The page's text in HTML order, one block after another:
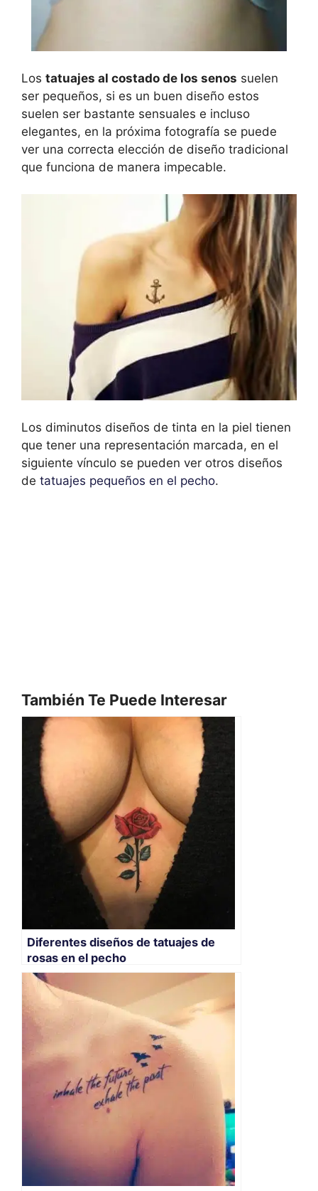
Los tatuajes al costado de los senos suelen
ser pequeños, si es un buen diseño estos
suelen ser bastante sensuales e incluso
elegantes, en la próxima fotografía se puede
ver una correcta elección de diseño tradicional
que funciona de manera impecable.
Los diminutos diseños de tinta en la piel tienen
que tener una representación marcada, en el
siguiente vínculo se pueden ver otros diseños
de tatuajes pequeños en el pecho.
También Te Puede Interesar
Diferentes diseños de tatuajes de
rosas en el pecho